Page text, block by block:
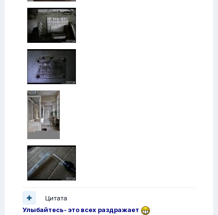
Цитата
Улыбайтесь- это всех раздражает